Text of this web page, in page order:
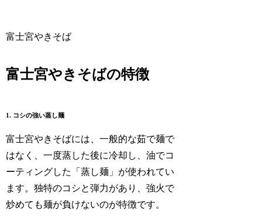
富士宮やきそば
富士宮やきそばの特徴
1. コシの強い蒸し麺
富士宮やきそばには、一般的な茹で麺で
はなく、一度蒸した後に冷却し、油でコ
ーティングした「蒸し麺」が使われてい
ます。独特のコシと弾力があり、強火で
炒めても麺が負けないのが特徴です。